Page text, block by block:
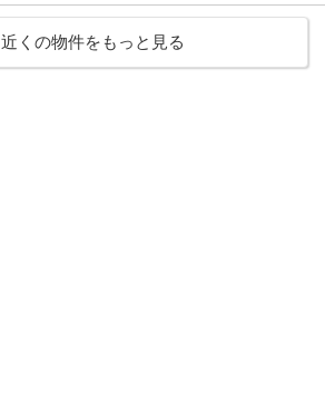
近くの物件をもっと見る